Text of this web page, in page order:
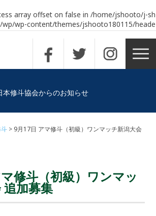
array offset on false in /home/jshooto/j-sh
wp-content/themes/jshooto180115/heade
本修斗協会からのお知らせ
9月17日 アマ修斗（初級）ワンマッチ新潟大会
修斗（初級）ワンマッ
追加募集